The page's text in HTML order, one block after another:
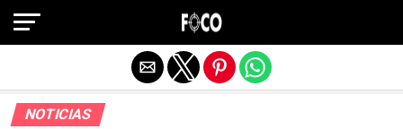
NOTICIAS
Salir de la versión móvil